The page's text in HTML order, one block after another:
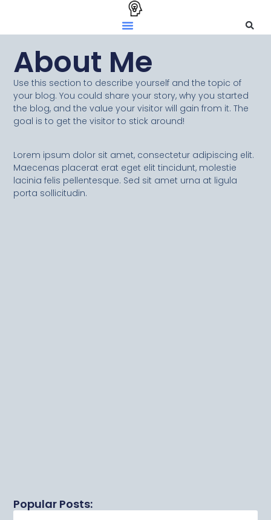
About Me
Use this section to describe yourself and the topic of
your blog. You could share your story, why you started
the blog, and the value your visitor will gain from it. The
goal is to get the visitor to stick around!
Lorem ipsum dolor sit amet, consectetur adipiscing elit.
Maecenas placerat erat eget elit tincidunt, molestie
lacinia felis pellentesque. Sed sit amet urna at ligula
porta sollicitudin.
Popular Posts: